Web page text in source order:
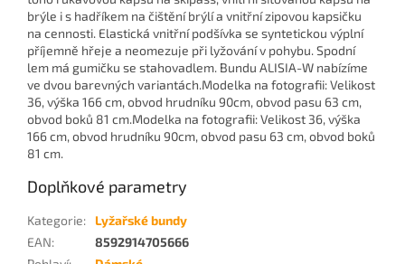
brýle i s hadříkem na čištění brýlí a vnitřní zipovou kapsičku
na cennosti. Elastická vnitřní podšívka se syntetickou výplní
příjemně hřeje a neomezuje při lyžování v pohybu. Spodní
lem má gumičku se stahovadlem. Bundu ALISIA-W nabízíme
ve dvou barevných variantách.Modelka na fotografii: Velikost
36, výška 166 cm, obvod hrudníku 90cm, obvod pasu 63 cm,
obvod boků 81 cm.Modelka na fotografii: Velikost 36, výška
166 cm, obvod hrudníku 90cm, obvod pasu 63 cm, obvod boků
81 cm.
Doplňkové parametry
Kategorie:
Lyžařské bundy
EAN:
8592914705666